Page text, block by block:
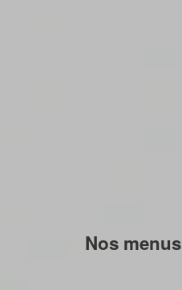
Nos menus